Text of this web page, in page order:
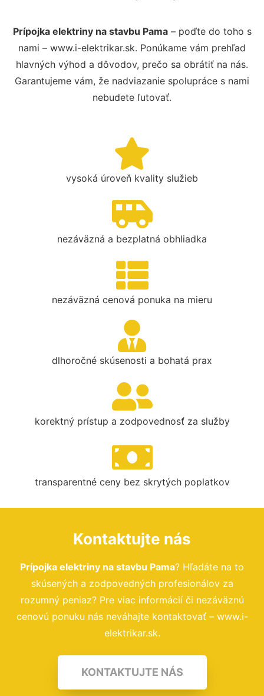
Prípojka elektriny na stavbu Pama– poďte do toho s
nami – www.i-elektrikar.sk. Ponúkame vám prehľad
hlavných výhod a dôvodov, prečo sa obrátiť na nás.
Garantujeme vám, že nadviazanie spolupráce s nami
nebudete ľutovať.
vysoká úroveň kvality služieb
nezáväzná a bezplatná obhliadka
nezáväzná cenová ponuka na mieru
dlhoročné skúsenosti a bohatá prax
korektný prístup a zodpovednosť za služby
transparentné ceny bez skrytých poplatkov
Kontaktujte nás
Prípojka elektriny na stavbu Pama? Hľadáte na to
skúsených a zodpovedných profesionálov za
rozumný peniaz? Pre viac informácií či nezáväznú
cenovú ponuku nás neváhajte kontaktovať – www.i-
elektrikar.sk.
KONTAKTUJTE NÁS